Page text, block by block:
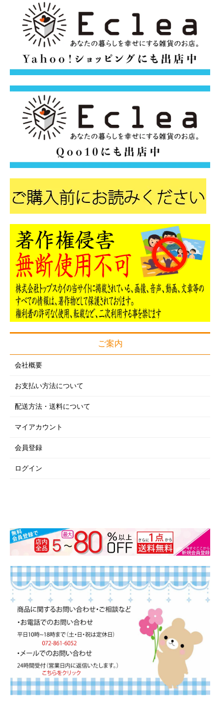
ご案内
会社概要
お支払い方法について
配送方法・送料について
マイアカウント
会員登録
ログイン